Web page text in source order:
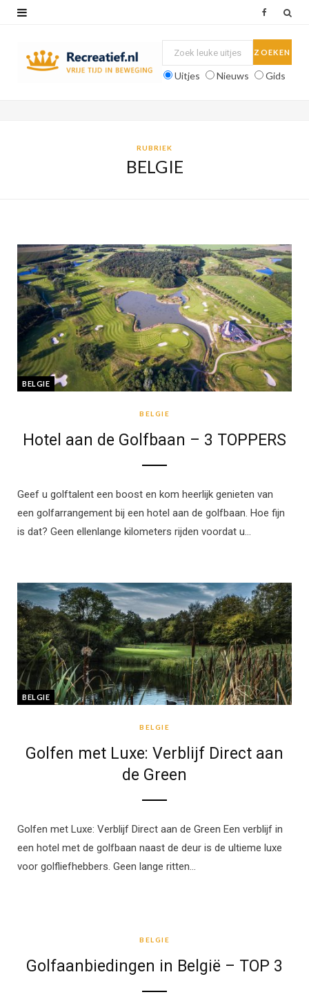
Uitjes Nieuws Gids
RUBRIEK
BELGIE
BELGIE
BELGIE
Hotel aan de Golfbaan – 3 TOPPERS
Geef u golftalent een boost en kom heerlijk genieten van
een golfarrangement bij een hotel aan de golfbaan. Hoe fijn
is dat? Geen ellenlange kilometers rijden voordat u…
BELGIE
BELGIE
Golfen met Luxe: Verblijf Direct aan
de Green
Golfen met Luxe: Verblijf Direct aan de Green Een verblijf in
een hotel met de golfbaan naast de deur is de ultieme luxe
voor golfliefhebbers. Geen lange ritten…
BELGIE
Golfaanbiedingen in België – TOP 3